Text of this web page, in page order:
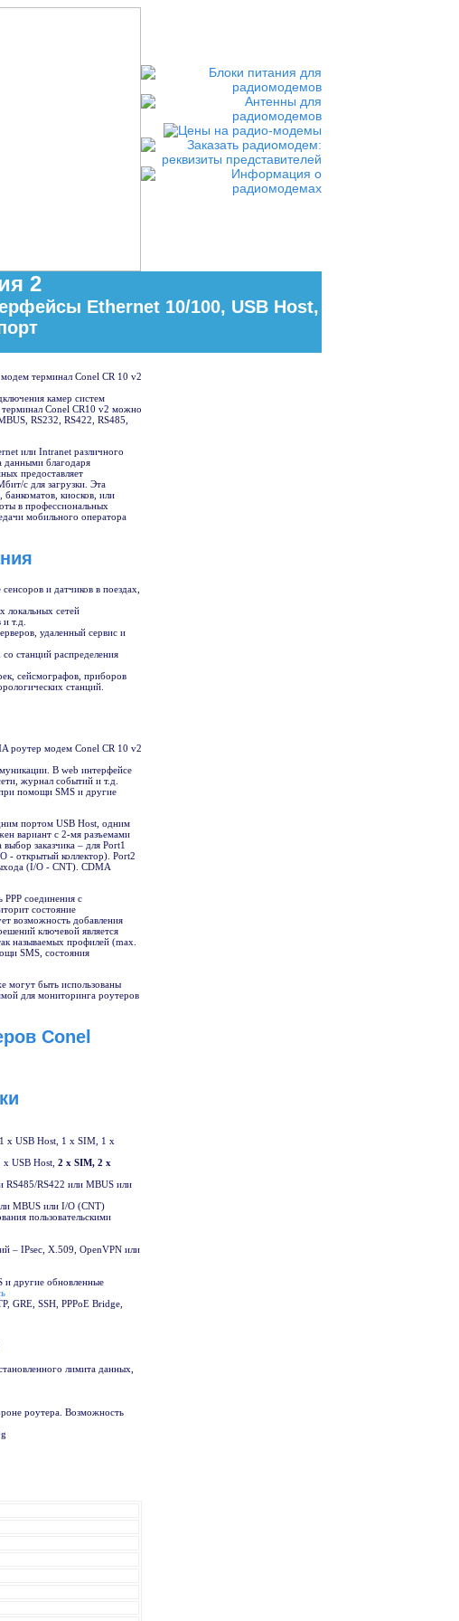
2
Ethernet 10/100, USB Host,
камер систем
терминал Conel CR10 v2 можно
RS232, RS422, RS485,
или Intranet различного
данными благодаря
предоставляет
с для загрузки. Эта
киосков, или
в профессиональных
мобильного оператора
и датчиков в поездах,
локальных сетей
т.д.
удаленный сервис и
станций распределения
сейсмографов, приборов
станций.
В web интерфейсе
журнал событий и т.д.
помощи SMS и другие
портом USB Host, одним
вариант с 2-мя разъемами
заказчика – для Port1
- открытый коллектор). Port2
(I/O - CNT). CDMA
соединения с
состояние
возможность добавления
ключевой является
называемых профилей (max.
SMS, состояния
могут быть использованы
для мониторинга роутеров
Conel
x USB Host, 1 x SIM, 1 x
USB Host, 2 x SIM, 2 x
RS422 или MBUS или
MBUS или I/O (CNT)
пользовательскими
– IPsec, X.509, OpenVPN или
и другие обновленные
GRE, SSH, PPPoE Bridge,
лимита данных,
роутера. Возможность